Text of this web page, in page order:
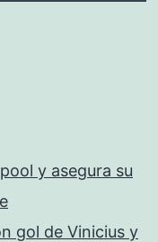
y asegura su
gol de Vinicius y